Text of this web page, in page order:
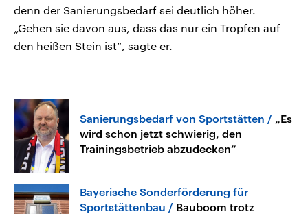
denn der Sanierungsbedarf sei deutlich höher.
„Gehen sie davon aus, dass das nur ein Tropfen auf
den heißen Stein ist“, sagte er.
Sanierungsbedarf von Sportstätten
„Es
wird schon jetzt schwierig, den
Trainingsbetrieb abzudecken“
Bayerische Sonderförderung für
Sportstättenbau
Bauboom trotz